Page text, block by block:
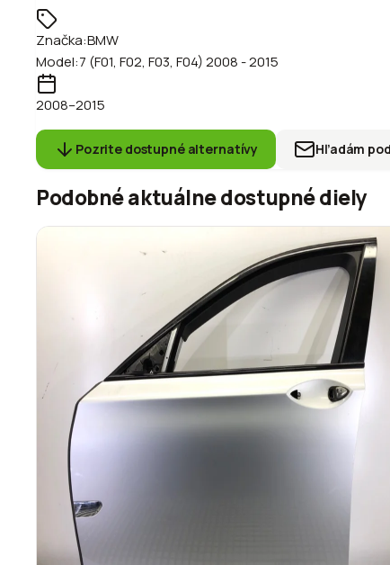
Značka:BMW
Model:7 (F01, F02, F03, F04) 2008 - 2015
2008–2015
Pozrite dostupné alternatívy Hľadám
Podobné aktuálne dostupné diely